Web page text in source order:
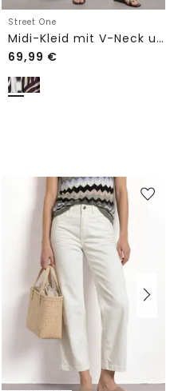
Street One
Midi-Kleid mit V-Neck und Print
69,99 €